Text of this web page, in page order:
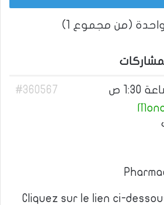
(من مجموع 1)
#360567
Cliquez sur le lien ci-